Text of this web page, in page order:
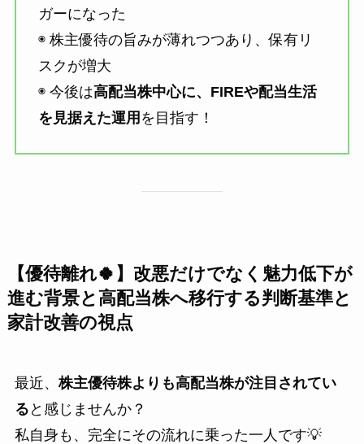
ガーになった
◉ 株主優待の旨みが薄れつつあり、保有リ
スクが増大
◉ 今後は高配当株中心に、FIREや配当生活
を見据えた運用 を目指す！
【優待離れ🍀】改悪だけでなく魅力低下が
進む背景と高配当株へ移行する判断基準と
家計改善の視点
最近、株主優待株よりも高配当株が注目されてい
る と感じませんか？
私自身も、完全にその流れに乗った一人です💡